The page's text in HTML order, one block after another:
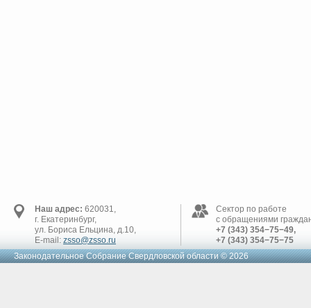
Наш адрес: 620031,
г. Екатеринбург,
ул. Бориса Ельцина, д.10,
E-mail: zsso@zsso.ru
Сектор по работе
с обращениями
+7 (343) 354−75−49,
+7 (343) 354−75−75
Законодательное Cобрание Свердловской области © 2026